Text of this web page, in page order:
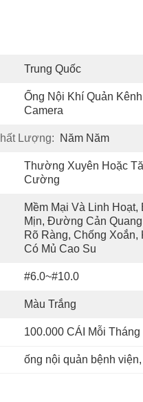
Trung Quốc
Ống Nội Khí Quản Kênh
Camera
Lượng: Năm Năm
Thường Xuyên Hoặc
Cường
Mềm Mại Và Linh Hoạt,
Mịn, Đường Cản
Rõ Ràng, Chống Xoắn,
Có Mủ Cao Su
#6.0~#10.0
Màu Trắng
100.000 CÁI Mỗi Tháng
ống nội quản bệnh viện,